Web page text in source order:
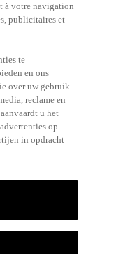
à votre navigation
publicitaires et
te
en ons
over uw gebruik
reclame en
u het
op
in opdracht